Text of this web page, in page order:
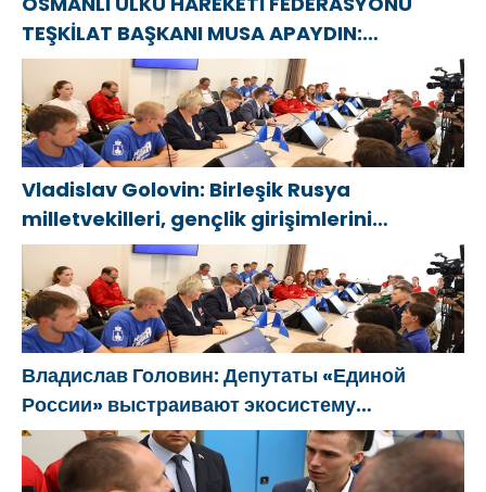
TEŞKİLAT BAŞKANI MUSA APAYDIN:
“CUMHURBAŞKANIMIZ RECEP TAYYİP
ERDOĞAN’IN YANINDAYIZ, GÜÇLÜ TÜRKİYE
HEDEFİNE KARARLILIKLA YÜRÜYORUZ”
Vladislav Golovin: Birleşik Rusya
milletvekilleri, gençlik girişimlerini
desteklemek için bir ekosistem
oluşturuyor
Владислав Головин: Депутаты «Единой
России» выстраивают экосистему
поддержки молодёжных инициатив